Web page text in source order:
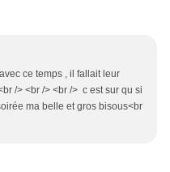
ce temps , il fallait leur
/> <br /> <br /> c est sur qu si
ma belle et gros bisous<br